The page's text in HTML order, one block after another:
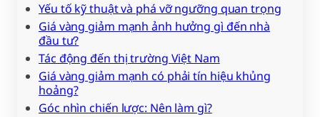
Yếu tố kỹ thuật và phá vỡ ngưỡng quan trọng
Giá vàng giảm mạnh ảnh hưởng gì đến nhà
đầu tư?
Tác động đến thị trường Việt Nam
Giá vàng giảm mạnh có phải tín hiệu khủng
hoảng?
Góc nhìn chiến lược: Nên làm gì?